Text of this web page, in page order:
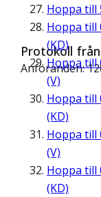
Hoppa till
Hoppa till
(KD)
Hoppa till
(V)
Hoppa till
(KD)
Hoppa till
(V)
Hoppa till
(KD)
Protokoll
Anföranden: